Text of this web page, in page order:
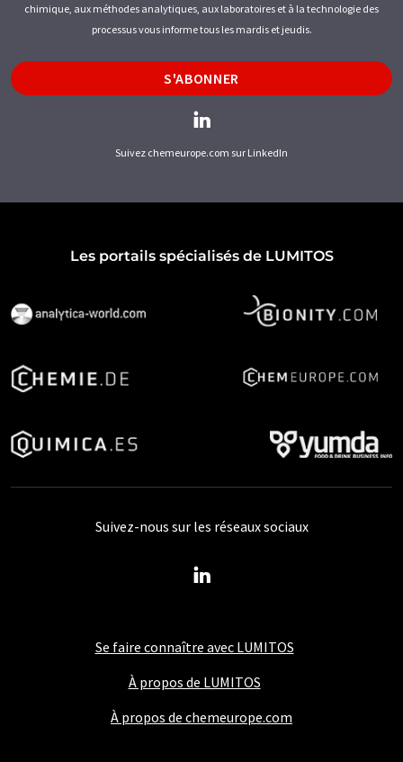
chimique, aux méthodes analytiques, aux laboratoires et à la technologie des
processus vous informe tous les mardis et jeudis.
S'ABONNER
Suivez chemeurope.com sur LinkedIn
Les portails spécialisés de LUMITOS
Se faire connaître avec LUMITOS
À propos de LUMITOS
À propos de chemeurope.com
Suivez-nous sur les réseaux sociaux